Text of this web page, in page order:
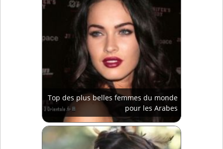
Top des plus belles femmes du monde
pour les Arabes